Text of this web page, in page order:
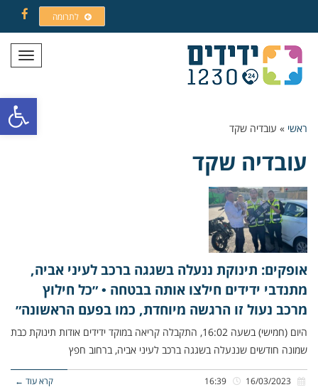
פתח
לתרומה
תפריט
ראשי » עובדיה שקד
עובדיה שקד
אופקים: תינוקת ננעלה בשגגה ברכב לעיני אביה,
מתנדבי ידידים חילצו אותה בבטחה • ״כל חילוץ
מרכב נעול זו הרגשה מיוחדת, כמו בפעם הראשונה״
היום (חמישי) בשעה 16:02, התקבלה קריאה במוקד ידידים אודות תינוקת כבת
שמונה חודשים שננעלה בשגגה ברכב לעיני אביה, ברחוב חפץ
קרא עוד ←